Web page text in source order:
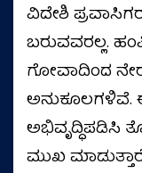
ವಿದೇಶಿ
ಬರುವವರಲ್ಲ.
ಗೋವಾದಿಂದ ನೇರ
ಅನುಕೂಲಗಳಿವೆ.
ಅಭಿವೃದ್ಧಿಪಡಿಸಿ
ಮುಖ